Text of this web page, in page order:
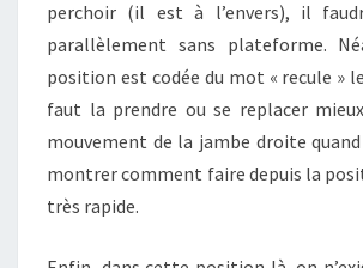
perchoir (il est à l’envers), il
parallèlement sans plateforme.
position est codée du mot « recule »
faut la prendre ou se replacer
mouvement de la jambe droite
montrer comment faire depuis la
très rapide.